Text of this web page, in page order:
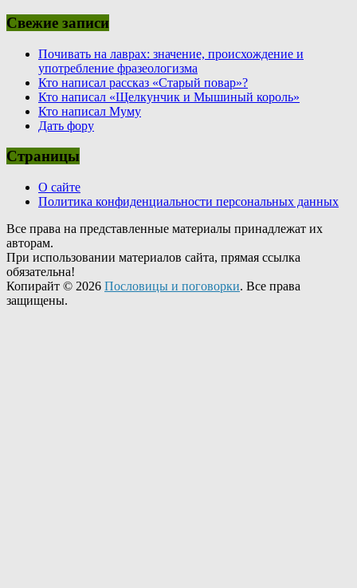
Свежие записи
Почивать на лаврах: значение, происхождение и
употребление фразеологизма
Кто написал рассказ «Старый повар»?
Кто написал «Щелкунчик и Мышиный король»
Кто написал Муму
Дать фору
Страницы
О сайте
Политика конфиденциальности персональных данных
Все права на представленные материалы принадлежат их
авторам.
При использовании материалов сайта, прямая ссылка
обязательна!
Копирайт © 2026 Пословицы и поговорки. Все права
защищены.